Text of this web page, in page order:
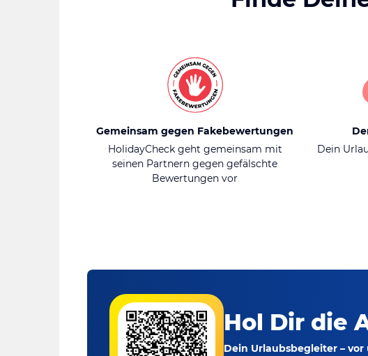
Gemeinsam gegen Fakebewertungen
HolidayCheck geht gemeinsam mit
seinen Partnern gegen gefälschte
Bewertungen vor
Dein
Hol Dir die
Dein Urlaubsbegleiter –